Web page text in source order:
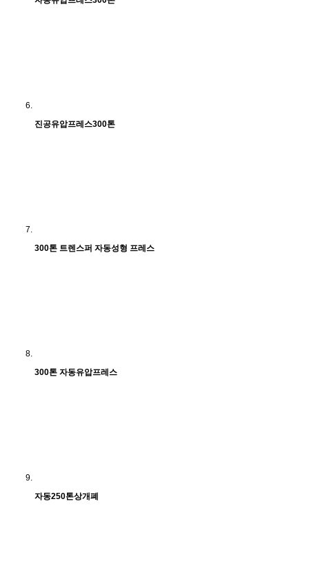
진공유압프레스300톤
300톤 트렌스퍼 자동성형 프레스
300톤 자동유압프레스
자동250톤상개폐